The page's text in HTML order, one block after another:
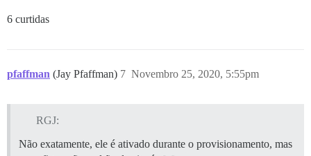
6 curtidas
pfaffman (Jay Pfaffman) Novembro 25, 2020, 5:55pm
7
RGJ:
Não exatamente, ele é ativado durante o provisionamento, mas